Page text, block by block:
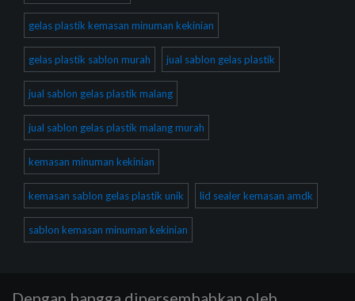
gelas plastik kemasan minuman kekinian
gelas plastik sablon murah jual sablon gelas plastik
jual sablon gelas plastik malang
jual sablon gelas plastik malang murah
kemasan minuman kekinian
kemasan sablon gelas plastik unik lid sealer kemasan amdk
sablon kemasan minuman kekinian